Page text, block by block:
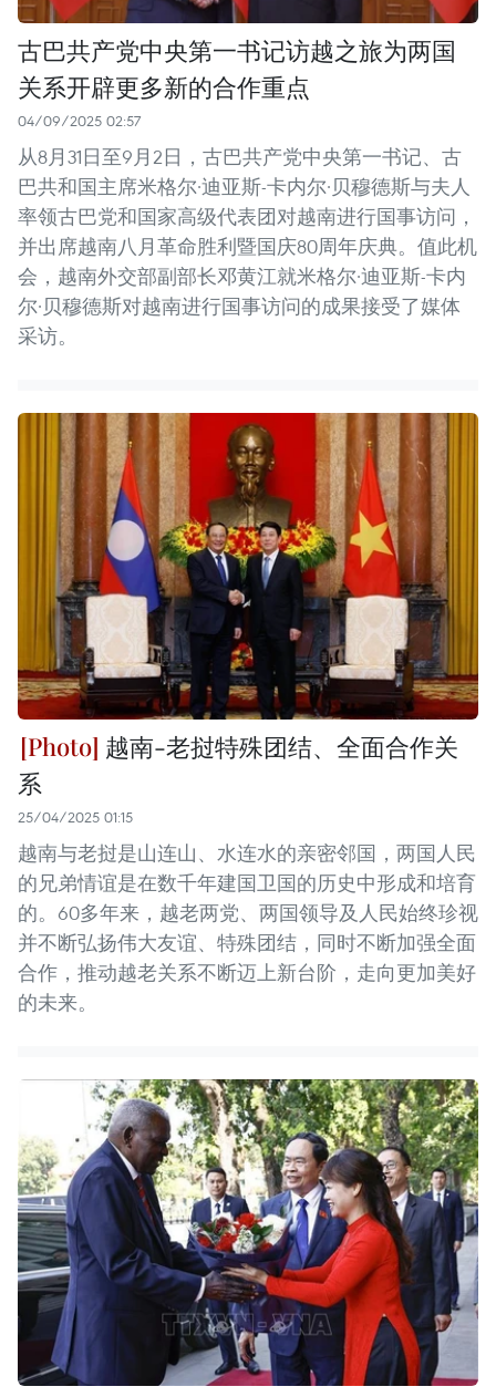
古巴共产党中央第一书记访越之旅为两国
关系开辟更多新的合作重点
04/09/2025 02:57
从8月31日至9月2日，古巴共产党中央第一书记、古
巴共和国主席米格尔·迪亚斯-卡内尔·贝穆德斯与夫人
率领古巴党和国家高级代表团对越南进行国事访问，
并出席越南八月革命胜利暨国庆80周年庆典。值此机
会，越南外交部副部长邓黄江就米格尔·迪亚斯-卡内
尔·贝穆德斯对越南进行国事访问的成果接受了媒体
采访。
越南-老挝特殊团结、全面合作关
系
25/04/2025 01:15
越南与老挝是山连山、水连水的亲密邻国，两国人民
的兄弟情谊是在数千年建国卫国的历史中形成和培育
的。60多年来，越老两党、两国领导及人民始终珍视
并不断弘扬伟大友谊、特殊团结，同时不断加强全面
合作，推动越老关系不断迈上新台阶，走向更加美好
的未来。